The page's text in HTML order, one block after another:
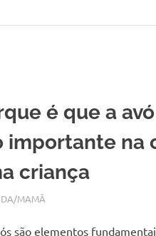
é que a
importante na
criança
7, 2019
MAMÃ
são elementos